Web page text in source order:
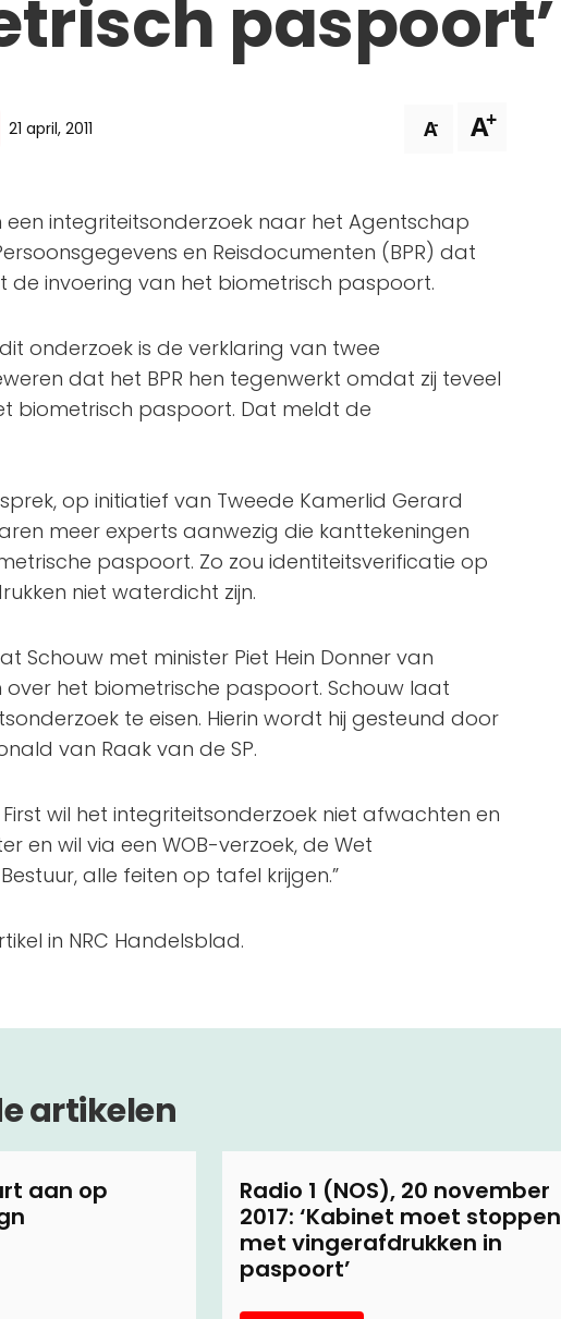
paspoort’
21 april, 2011 A- A+
een integriteitsonderzoek naar het Agentschap
en Reisdocumenten (BPR) dat
de invoering van het biometrisch paspoort.
onderzoek is de verklaring van twee
dat het BPR hen tegenwerkt omdat zij teveel
biometrisch paspoort. Dat meldt de
op initiatief van Tweede Kamerlid Gerard
meer experts aanwezig die kanttekeningen
paspoort. Zo zou identiteitsverificatie op
niet waterdicht zijn.
Schouw met minister Piet Hein Donner van
over het biometrische paspoort. Schouw laat
te eisen. Hierin wordt hij gesteund door
van Raak van de SP.
wil het integriteitsonderzoek niet afwachten en
en wil via een WOB-verzoek, de Wet
alle feiten op tafel krijgen.”
in NRC Handelsblad.
artikelen
aan op
Radio 1 (NOS), 20 november
2017: ‘Kabinet moet stoppen
met vingerafdrukken in
paspoort’